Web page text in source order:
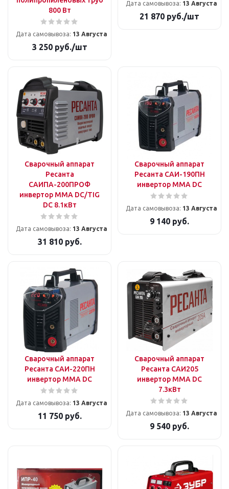
800 Вт
Дата самовывоза: 13 Августа
3 250руб./шт
Дата самовывоза: 13 Августа
21 870 руб./шт
Сварочный аппарат
Ресанта
САИПА-200ПРОФ
инвертор MMA DC/TIG
DC 8.1кВт
Дата самовывоза: 13 Августа
31 810руб.
Сварочный аппарат
Ресанта САИ-190ПН
инвертор ММА DC
Дата самовывоза: 13 Августа
9 140 руб.
Сварочный аппарат
Ресанта САИ-220ПН
инвертор ММА DC
Дата самовывоза: 13 Августа
11 750руб.
Сварочный аппарат
Ресанта САИ205
инвертор ММА DC
7.3кВт
Дата самовывоза: 13 Августа
9 540 руб.